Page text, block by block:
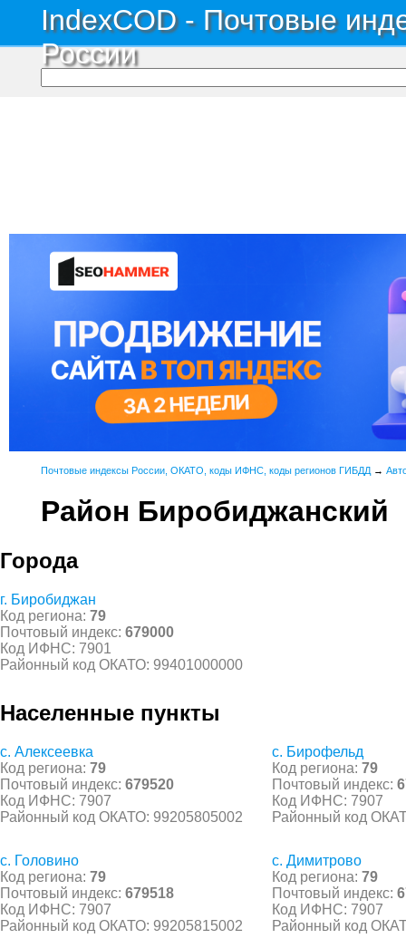
IndexCOD - Почтовые
России
Почтовые индексы России, ОКАТО, коды ИФНС, коды регионов ГИБДД →
Район Биробиджанский
Города
г. Биробиджан
Код региона: 79
Почтовый индекс: 679000
Код ИФНС: 7901
Районный код ОКАТО: 99401000000
Населенные пункты
с. Алексеевка
Код региона: 79
Почтовый индекс: 679520
Код ИФНС: 7907
Районный код ОКАТО: 99205805002
с. Бирофельд
Код региона: 79
Почтовый индекс:
Код ИФНС: 7907
Районный код
с. Головино
Код региона: 79
Почтовый индекс: 679518
Код ИФНС: 7907
Районный код ОКАТО: 99205815002
с. Димитрово
Код региона: 79
Почтовый индекс:
Код ИФНС: 7907
Районный код